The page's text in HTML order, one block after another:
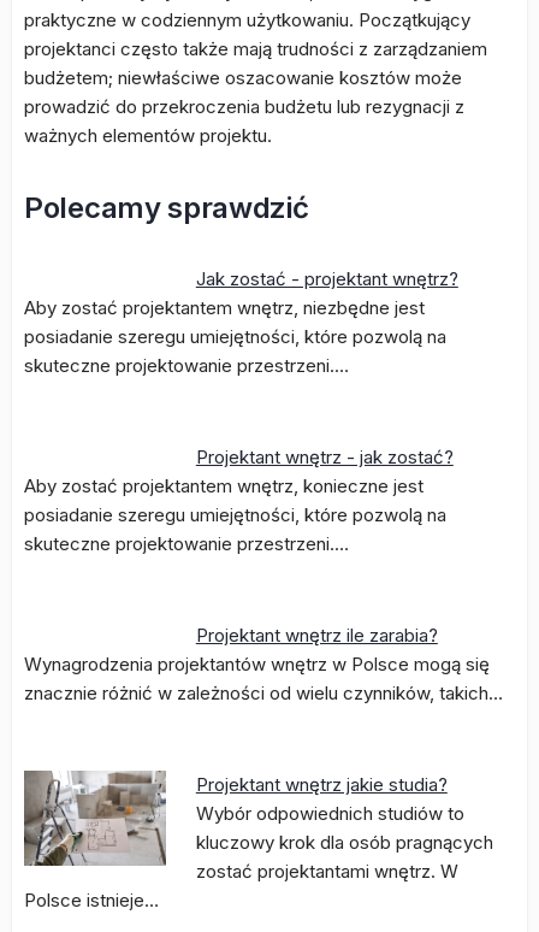
praktyczne w codziennym użytkowaniu. Początkujący
projektanci często także mają trudności z zarządzaniem
budżetem; niewłaściwe oszacowanie kosztów może
prowadzić do przekroczenia budżetu lub rezygnacji z
ważnych elementów projektu.
Polecamy sprawdzić
Jak zostać - projektant wnętrz?
Aby zostać projektantem wnętrz, niezbędne jest
posiadanie szeregu umiejętności, które pozwolą na
skuteczne projektowanie przestrzeni.…
Projektant wnętrz - jak zostać?
Aby zostać projektantem wnętrz, konieczne jest
posiadanie szeregu umiejętności, które pozwolą na
skuteczne projektowanie przestrzeni.…
Projektant wnętrz ile zarabia?
Wynagrodzenia projektantów wnętrz w Polsce mogą się
znacznie różnić w zależności od wielu czynników, takich…
Projektant wnętrz jakie studia?
Wybór odpowiednich studiów to
kluczowy krok dla osób pragnących
zostać projektantami wnętrz. W
Polsce istnieje…